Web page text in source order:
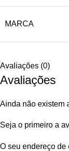
MARCA
Avaliações (0)
Avaliações
Ainda não existem
Seja o primeiro a
O seu endereço